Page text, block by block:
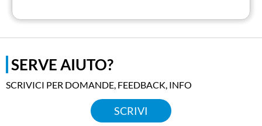
SERVE AIUTO?
SCRIVICI PER DOMANDE, FEEDBACK, INFO
SCRIVI